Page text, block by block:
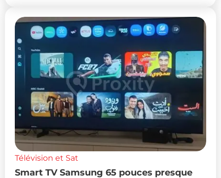
Télévision et Sat
Smart TV Samsung 65 pouces presque